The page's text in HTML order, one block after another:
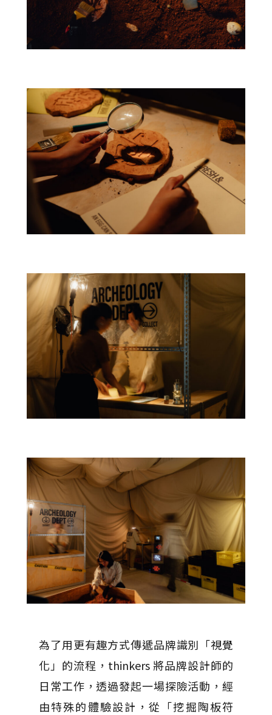
為了用更有趣方式傳遞品牌識別「視覺
化」的流程，thinkers 將品牌設計師的
日常工作，透過發起一場探險活動，經
由特殊的體驗設計，從「挖掘陶板符